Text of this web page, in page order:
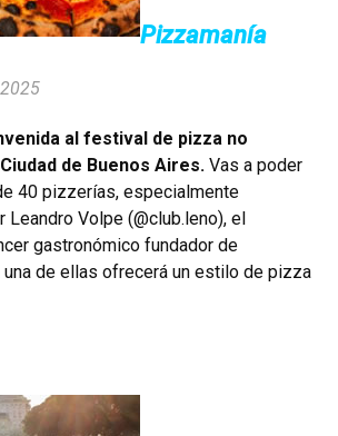
Pizzamanía
al festival de pizza no
de Buenos Aires. Vas a poder
40 pizzerías, especialmente
Leandro Volpe (@club.leno), el
gastronómico fundador de
una de ellas ofrecerá un estilo de pizza